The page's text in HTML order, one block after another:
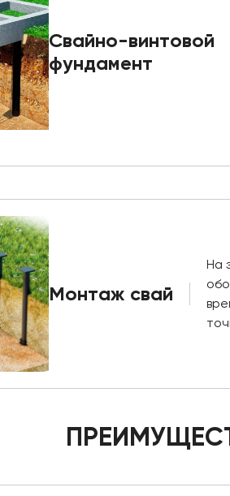
Свайно-винтовой
фундамент
Монтаж свай
На